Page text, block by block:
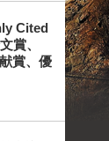
Cited
賞、
賞、優